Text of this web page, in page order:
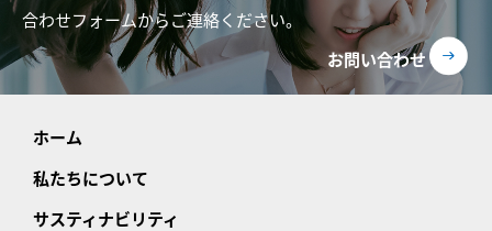
合わせフォームからご連絡ください。
お問い合わせ
ホーム
私たちについて
サスティナビリティ